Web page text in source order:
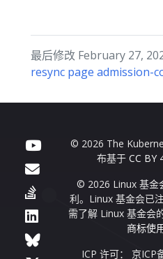
最后修改 February 27,
resync page admission-
© 2026 The
布基于CC BY
© 2026 Linux 基金
利。Linux 基金会已
需了解 Linux 基金会
商标使
ICP 许可： 京ICP